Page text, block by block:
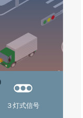
３灯式信号